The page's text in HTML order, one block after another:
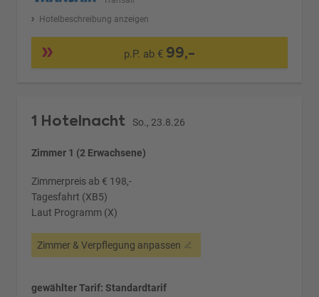
Hotelbeschreibung anzeigen
p.P. ab € 99,-
1 Hotelnacht So., 23.8.26
Zimmer 1 (2 Erwachsene)
Zimmerpreis ab € 198,-
Tagesfahrt (XB5)
Laut Programm (X)
Zimmer & Verpflegung anpassen
gewählter Tarif: Standardtarif